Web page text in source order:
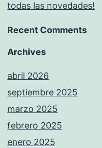
todas las novedades!
Recent Comments
Archives
abril 2026
septiembre 2025
marzo 2025
febrero 2025
enero 2025